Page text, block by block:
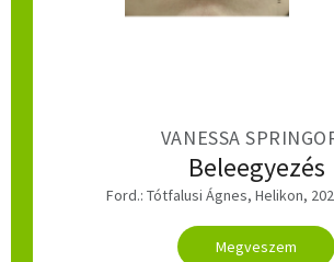
VANESSA
Beleegyezés
Ford.: Tótfalusi Ágnes, Helikon,
Megveszem